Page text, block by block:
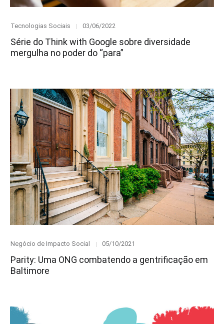
Category
Tecnologias Sociais
Posted
03/06/2022
Série do Think with Google sobre diversidade
mergulha no poder do “para”
Category
Negócio de Impacto Social
Posted
05/10/2021
Parity: Uma ONG combatendo a gentrificação em
Baltimore